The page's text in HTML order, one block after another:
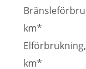
km*
km*